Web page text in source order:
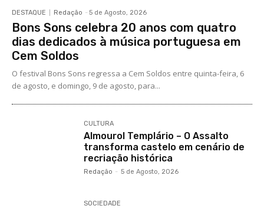
DESTAQUE Redação - 5 de Agosto, 2026
Bons Sons celebra 20 anos com quatro
dias dedicados à música portuguesa em
Cem Soldos
O festival Bons Sons regressa a Cem Soldos entre quinta-feira, 6
de agosto, e domingo, 9 de agosto, para...
CULTURA
Almourol Templário – O Assalto
transforma castelo em cenário de
recriação histórica
Redação - 5 de Agosto, 2026
SOCIEDADE